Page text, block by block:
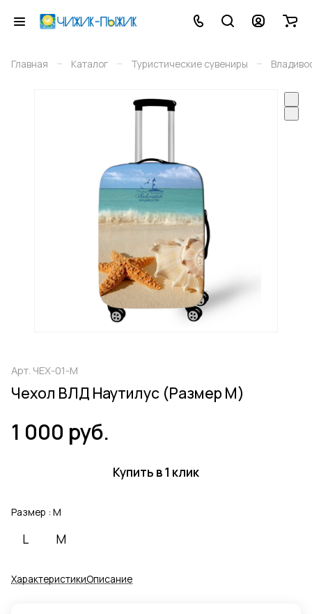
Главная – Каталог – Туристические сувениры –
Арт. ЧЕХ-01-M
Чехол ВЛД Наутилус (Размер M)
1 000 руб.
Купить в 1 клик
Размер : M
L M
ХарактеристикиОписание